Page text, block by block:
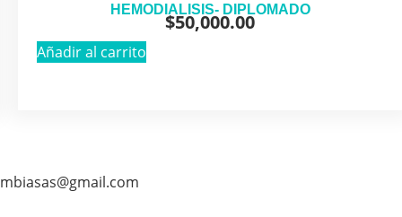
HEMODIALISIS- DIPLOMADO
$50,000.00
Añadir al carrito